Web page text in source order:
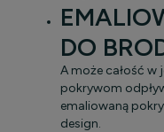
DO
A może całość w
pokrywom
emaliowaną
design.